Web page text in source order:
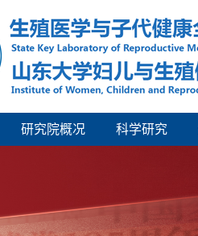
研究院概况 科学研究